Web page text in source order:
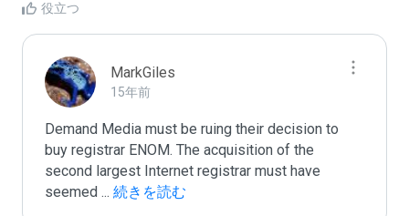
役立つ
MarkGiles
15年前
Demand Media must be ruing their decision to
buy registrar ENOM. The acquisition of the
second largest Internet registrar must have
seemed ... 続きを読む